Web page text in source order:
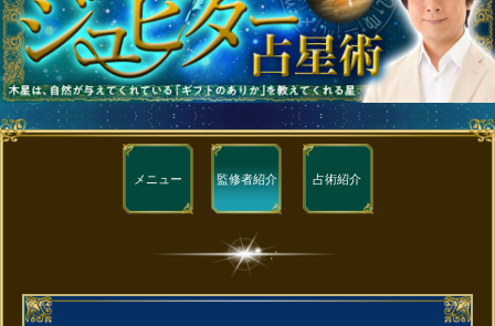
メニュー 監修者紹介 占術紹介